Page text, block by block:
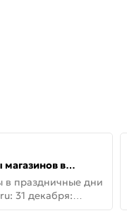
в
с 31 декабря по
в праздничные дни
31 декабря:
и доставки —